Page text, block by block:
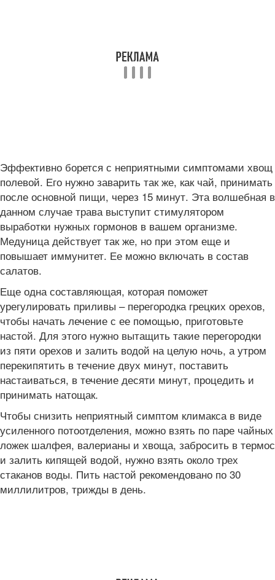
Эффективно борется с неприятными симптомами хвощ
полевой. Его нужно заварить так же, как чай, принимать
после основной пищи, через 15 минут. Эта волшебная в
данном случае трава выступит стимулятором
выработки нужных гормонов в вашем организме.
Медуница действует так же, но при этом еще и
повышает иммунитет. Ее можно включать в состав
салатов.
Еще одна составляющая, которая поможет
урегулировать приливы – перегородка грецких орехов,
чтобы начать лечение с ее помощью, приготовьте
настой. Для этого нужно вытащить такие перегородки
из пяти орехов и залить водой на целую ночь, а утром
перекипятить в течение двух минут, поставить
настаиваться, в течение десяти минут, процедить и
принимать натощак.
Чтобы снизить неприятный симптом климакса в виде
усиленного потоотделения, можно взять по паре чайных
ложек шалфея, валерианы и хвоща, забросить в термос
и залить кипящей водой, нужно взять около трех
стаканов воды. Пить настой рекомендовано по 30
миллилитров, трижды в день.